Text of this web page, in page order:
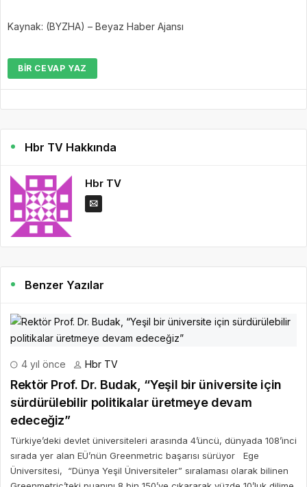
Kaynak: (BYZHA) – Beyaz Haber Ajansı
BIR CEVAP YAZ
Hbr TV Hakkında
Hbr TV
Benzer Yazılar
4 yıl önce Hbr TV
Rektör Prof. Dr. Budak, “Yeşil bir üniversite için
sürdürülebilir politikalar üretmeye devam
edeceğiz”
Türkiye’deki devlet üniversiteleri arasında 4’üncü, dünyada 108’inci
sırada yer alan EÜ’nün Greenmetric başarısı sürüyor Ege
Üniversitesi, “Dünya Yeşil Üniversiteler” sıralaması olarak bilinen